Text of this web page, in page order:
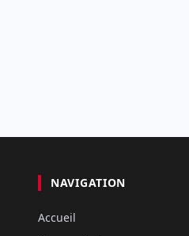
NAVIGATION
Accueil